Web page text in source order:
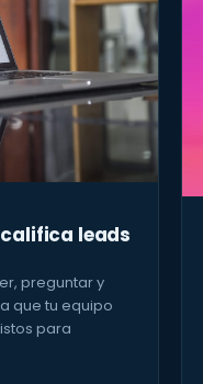
califica leads
preguntar y
que tu equipo
para